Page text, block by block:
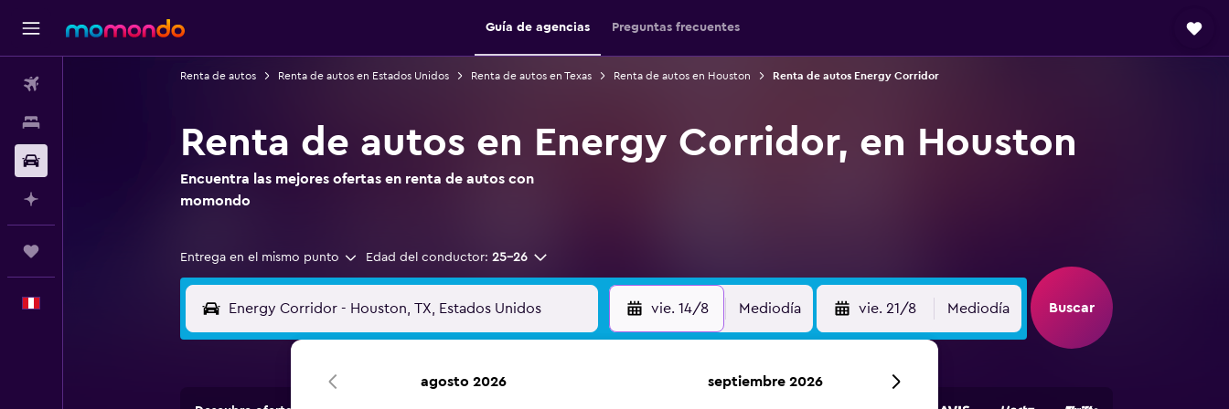
Guía de agencias Preguntas frecuentes
Renta de autos Renta de autos en Estados Unidos Renta de autos en Texas Renta de autos en Houston Renta de autos Energy Corridor
Renta de autos en Energy Corridor, en Houston
Encuentra las mejores ofertas en renta de autos con
momondo
Entrega en el mismo punto Edad del conductor: 25-26
vie. 14/8 Mediodía vie. 21/8 Mediodía Buscar
agosto 2026 septiembre 2026